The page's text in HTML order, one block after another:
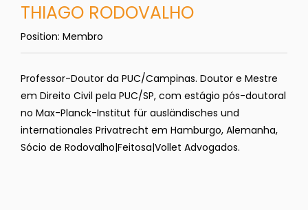
THIAGO RODOVALHO
Position: Membro
Professor-Doutor da PUC/Campinas. Doutor e Mestre
em Direito Civil pela PUC/SP, com estágio pós-doutoral
no Max-Planck-Institut für ausländisches und
internationales Privatrecht em Hamburgo, Alemanha,
Sócio de Rodovalho|Feitosa|Vollet Advogados.